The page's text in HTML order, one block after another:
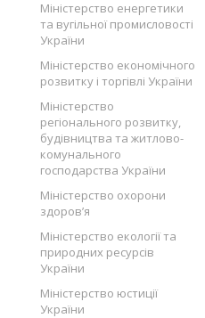
Міністерство енергетики
та вугільної промисловості
України
Міністерство економічного
розвитку і торгівлі України
Міністерство
регіонального розвитку,
будівництва та житлово-
комунального
господарства України
Міністерство охорони
здоров’я
Міністерство екології та
природних ресурсів
України
Міністерство юстиції
України